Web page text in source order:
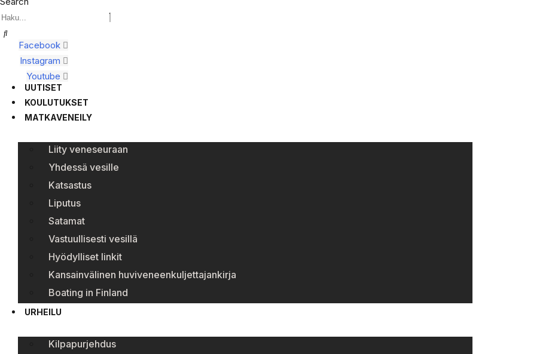
Facebook
Instagram
Youtube
UUTISET
KOULUTUKSET
MATKAVENEILY
Liity veneseuraan
Yhdessä vesille
Katsastus
Liputus
Satamat
Vastuullisesti vesillä
Hyödylliset linkit
Kansainvälinen huviveneenkuljettajankirja
Boating in Finland
URHEILU
Kilpapurjehdus